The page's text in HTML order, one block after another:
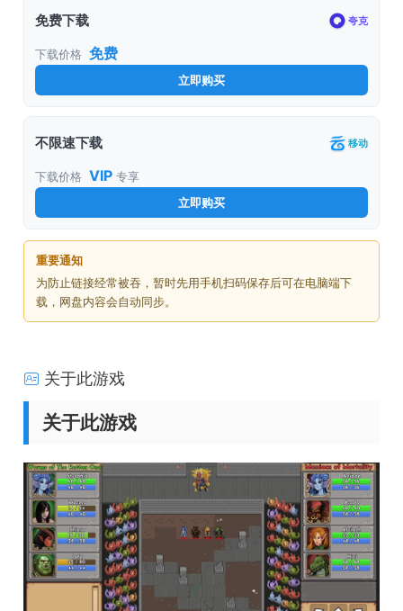
免费下载 夸克
下载价格 免费
立即购买
不限速下载 移动
下载价格 VIP 专享
立即购买
重要通知
为防止链接经常被吞，暂时先用手机扫码保存后可在电脑端下
载，网盘内容会自动同步。
关于此游戏
关于此游戏